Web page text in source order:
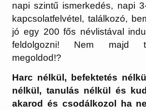
napi szintű ismerkedés, napi
kapcsolatfelvétel, találkozó,
jó egy 200 fős névlistával
feldolgozni! Nem majd
megoldod!?
Harc nélkül, befektetés
nélkül, tanulás nélkül és
akarod és csodálkozol ha